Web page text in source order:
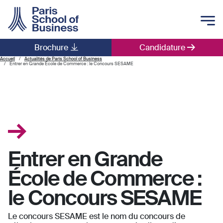
Candidature
Brochure
Main navigation
Accueil
Actualités de Paris School of Business
Entrer en Grande École de Commerce : le Concours SESAME
Entrer en Grande
École de Commerce :
le Concours SESAME
Le concours SESAME est le nom du concours de